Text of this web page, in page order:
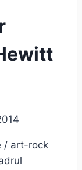
/ art-rock